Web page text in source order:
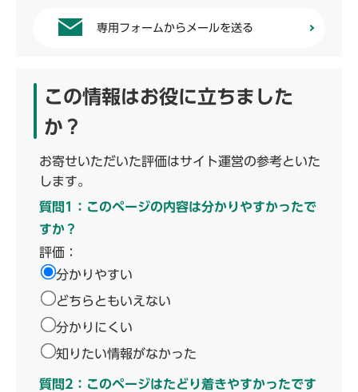
専用フォームからメールを送る
この情報はお役に立ちました
か？
お寄せいただいた評価はサイト運営の参考といた
します。
質問1：このページの内容は分かりやすかったで
すか？
評価：
分かりやすい
どちらともいえない
分かりにくい
知りたい情報がなかった
質問2：このページはたどり着きやすかったです